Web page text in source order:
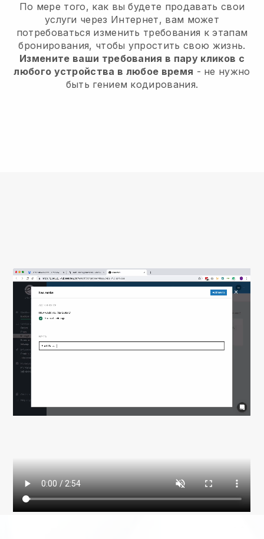
По мере того, как вы будете продавать свои
услуги через Интернет, вам может
потребоваться изменить требования к этапам
бронирования, чтобы упростить свою жизнь.
Измените ваши требования в пару кликов с
любого устройства в любое время - не нужно
быть гением кодирования.